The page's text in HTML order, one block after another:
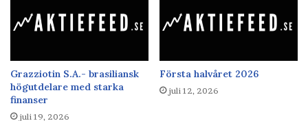
Grazziotin S.A.- brasiliansk
högutdelare med starka
finanser
juli 19, 2026
Första halvåret 2026
juli 12, 2026